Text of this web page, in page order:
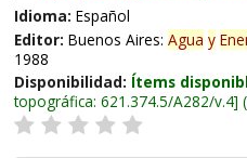
Idioma: Español
Editor: Buenos Aires: Agua y
1988
Disponibilidad: Ítems
topográfica: 621.374.5/A282/v.4